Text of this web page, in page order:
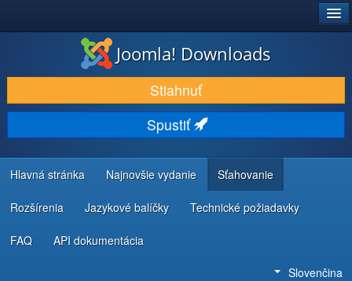
STIAHNUŤ & ROZŠÍRIŤ
OBJAVUJTE & UČTE SA
KOMUNITA & PODPORA
ZDROJE INFORMÁCIÍ PRE VÝVOJÁROV
Joomla! Downloads
Stiahnuť
Spustiť
Hlavná stránka Najnovšie vydanie Sťahovanie
Rozšírenia Jazykové balíčky Technické požiadavky
FAQ API dokumentácia
Slovenčina